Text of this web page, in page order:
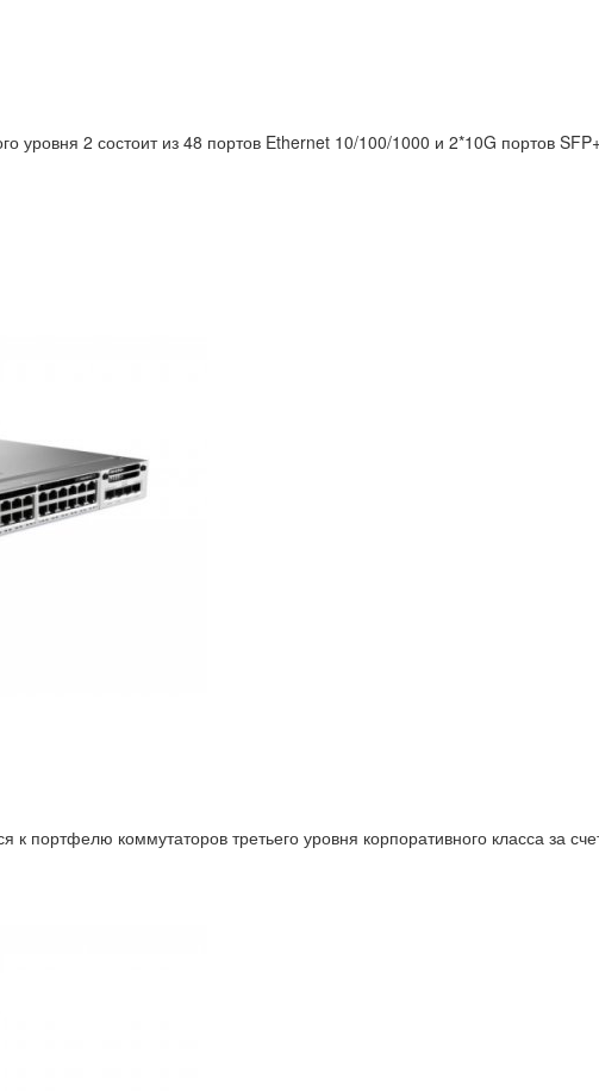
уровня 2 состоит из 48 портов Ethernet 10/100/1000 и 2*10G портов
к портфелю коммутаторов третьего уровня корпоративного класса за